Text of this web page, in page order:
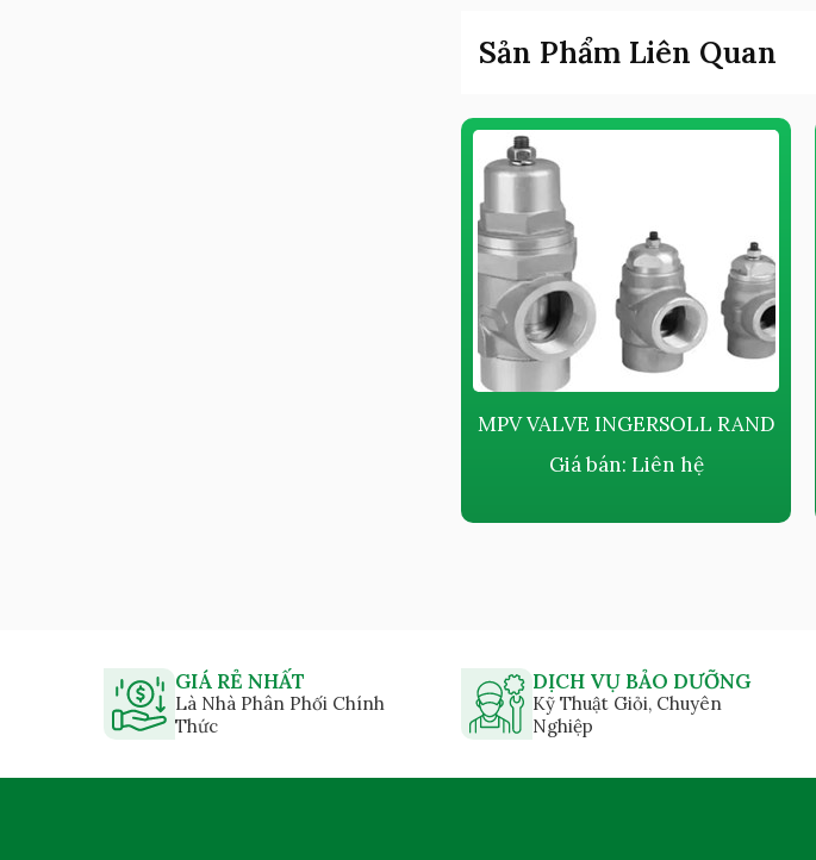
Sản Phẩm Liên Quan
MPV VALVE INGERSOLL RAND
Giá bán: Liên hệ
GIÁ RẺ NHẤT
Là Nhà Phân Phối Chính
Thức
DỊCH VỤ BẢO DƯỠNG
Kỹ Thuật Giỏi, Chuyên
Nghiệp